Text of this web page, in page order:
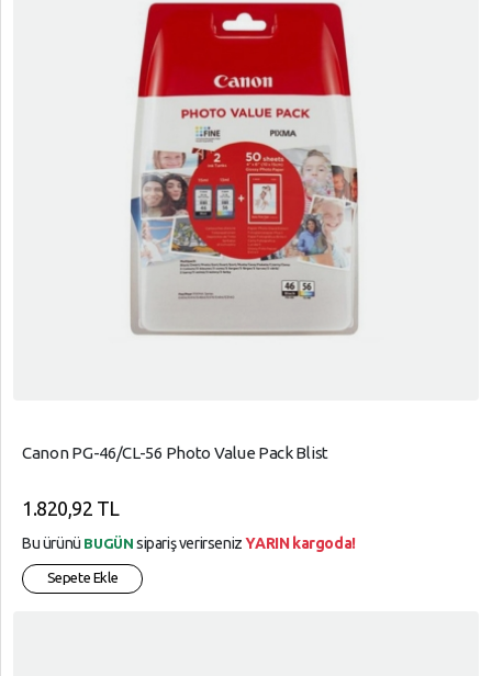
Canon PG-46/CL-56 Photo Value Pack Blist
1.820,92 TL
Bu ürünü BUGÜN sipariş verirsenizYARIN kargoda!
Sepete Ekle